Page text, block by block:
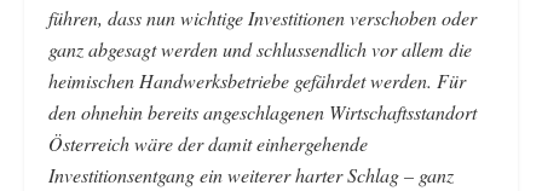
führen, dass nun wichtige Investitionen verschoben oder
ganz abgesagt werden und schlussendlich vor allem die
heimischen Handwerksbetriebe gefährdet werden. Für
den ohnehin bereits angeschlagenen Wirtschaftsstandort
Österreich wäre der damit einhergehende
Investitionsentgang ein weiterer harter Schlag – ganz